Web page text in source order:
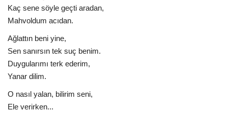
Kaç sene söyle geçti aradan,
Mahvoldum acıdan.
Ağlattın beni yine,
Sen sanırsın tek suç benim.
Duygularımı terk ederim,
Yanar dilim.
O nasıl yalan, bilirim seni,
Ele verirken...